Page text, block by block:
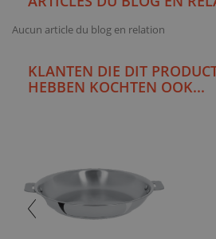
Aucun article du blog en relation
KLANTEN DIE DIT
HEBBEN KOCHTEN OOK...